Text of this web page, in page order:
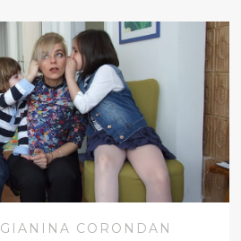
GIANINA CORONDAN